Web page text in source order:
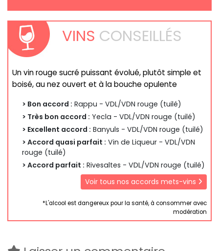
VINS CONSEILLÉS
Un vin rouge sucré puissant évolué, plutôt simple et
boisé, au nez ouvert et à la bouche opulente
> Bon accord : Rappu - VDL/VDN rouge (tuilé)
> Très bon accord : Yecla - VDL/VDN rouge (tuilé)
> Excellent accord : Banyuls - VDL/VDN rouge (tuilé)
> Accord quasi parfait : Vin de Liqueur - VDL/VDN
rouge (tuilé)
> Accord parfait : Rivesaltes - VDL/VDN rouge (tuilé)
Voir tous nos accords mets-vins
*L'alcool est dangereux pour la santé, à consommer avec
modération